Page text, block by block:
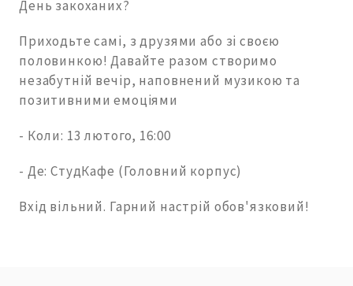
День закоханих?
Приходьте самі, з друзями або зі своєю
половинкою! Давайте разом створимо
незабутній вечір, наповнений музикою та
позитивними емоціями
- Коли: 13 лютого, 16:00
- Де: СтудКафе (Головний корпус)
Вхід вільний. Гарний настрій обов'язковий!